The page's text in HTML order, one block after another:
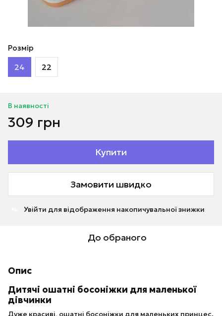
Розмір
24 22
В наявності
309 грн
Купити
Замовити швидко
Увійти для відображення накопичувальної знижки
До обраного
Опис
Дитячі ошатні босоніжки для маленької
дівчинки
Дуже красиві, ошатні босоніжки для маленьких принцес.